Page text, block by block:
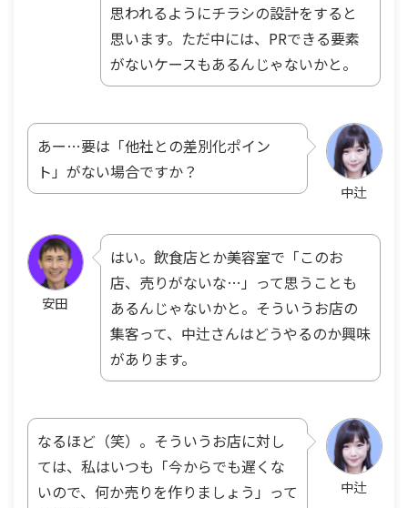
思われるようにチラシの設計をすると
思います。ただ中には、PRできる要素
がないケースもあるんじゃないかと。
中辻
あー…要は「他社との差別化ポイン
ト」がない場合ですか？
安田
はい。飲食店とか美容室で「このお
店、売りがないな…」って思うことも
あるんじゃないかと。そういうお店の
集客って、中辻さんはどうやるのか興味
があります。
中辻
なるほど（笑）。そういうお店に対し
ては、私はいつも「今からでも遅くな
いので、何か売りを作りましょう」って